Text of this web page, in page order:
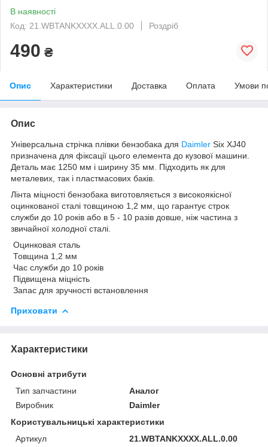
В наявності
Код: 21.WBTANKXXXX.ALL.0.00
Роздріб
490 ₴
Опис Характеристики Доставка Оплата Умови
Опис
Універсальна стрічка плівки бензобака для Daimler Six XJ40
призначена для фіксації цього елемента до кузової машини.
Деталь має 1250 мм і ширину 35 мм. Підходить як для
металевих, так і пластмасових баків.
Лінта міцності бензобака виготовляється з високоякісної
оцинкованої сталі товщиною 1,2 мм, що гарантує строк
служби до 10 років або в 5 - 10 разів довше, ніж частина з
звичайної холодної сталі.
Оцинковая сталь
Товщина 1,2 мм
Час служби до 10 років
Підвищена міцність
Запас для зручності встановлення
Приховати
Характеристики
Основні атрибути
Тип запчастини
Аналог
Виробник
Daimler
Користувальницькі характеристики
Артикул
21.WBTANKXXXX.ALL.0.00